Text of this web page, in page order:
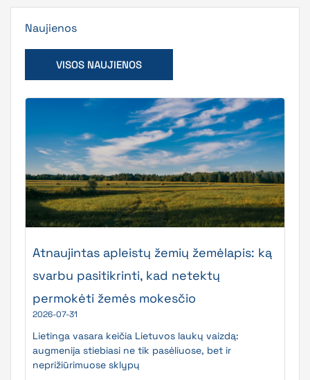
Naujienos
VISOS NAUJIENOS
Atnaujintas apleistų žemių žemėlapis: ką
svarbu pasitikrinti, kad netektų
permokėti žemės mokesčio
2026-07-31
Lietinga vasara keičia Lietuvos laukų vaizdą:
augmenija stiebiasi ne tik pasėliuose, bet ir
neprižiūrimuose sklypų